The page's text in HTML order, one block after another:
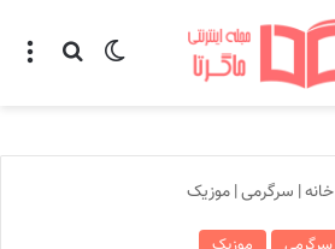
تغییر پوسته
خانه| سرگرمی| موزیک